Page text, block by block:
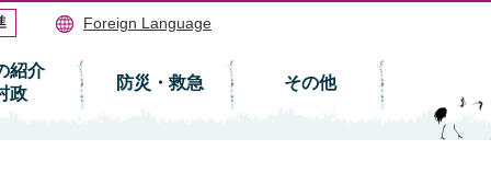
Foreign Language
紹介
政
防災・救急 その他